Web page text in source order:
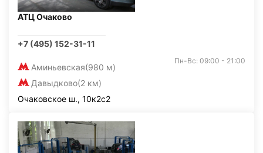
АТЦ Очаково
+7 (495) 152-31-11
Аминьевская(980 м)
Давыдково(2 км)
Пн-Вс: 09:00 - 21:00
Очаковское ш., 10к2с2